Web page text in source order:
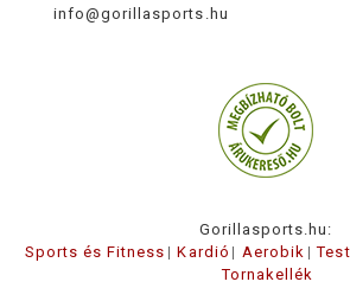
info@gorillasports.hu
Gorillasports.hu:
Sports és Fitness
Kardió Aerobik
Tornakellék